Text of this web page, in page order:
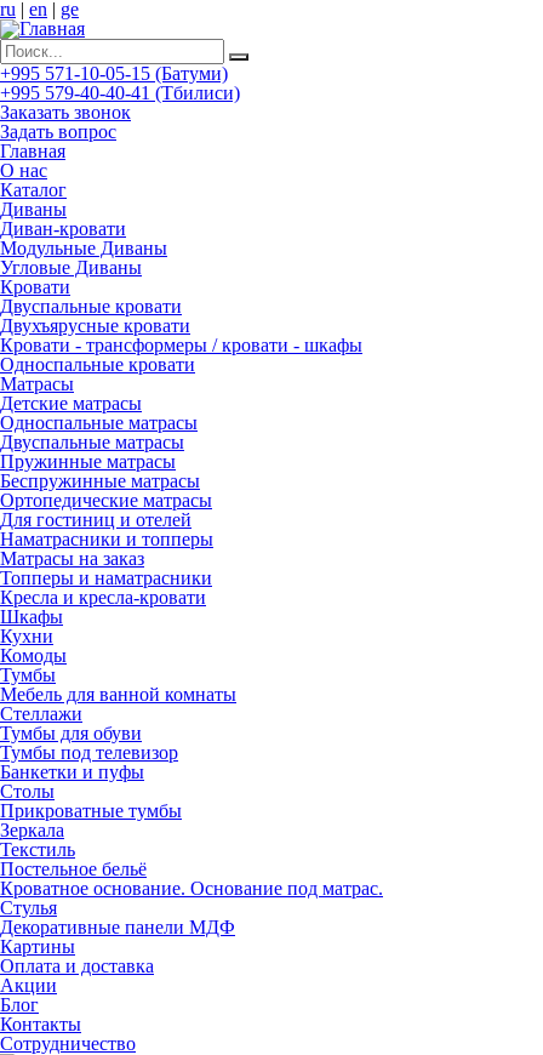
ru | en | ge
+995 571-10-05-15 (Батуми)
+995 579-40-40-41 (Тбилиси)
Заказать звонок
Задать вопрос
Главная
О нас
Каталог
Диваны
Диван-кровати
Модульные Диваны
Угловые Диваны
Кровати
Двуспальные кровати
Двухъярусные кровати
Кровати - трансформеры / кровати - шкафы
Односпальные кровати
Матрасы
Детские матрасы
Односпальные матрасы
Двуспальные матрасы
Пружинные матрасы
Беспружинные матрасы
Ортопедические матрасы
Для гостиниц и отелей
Наматрасники и топперы
Матрасы на заказ
Топперы и наматрасники
Кресла и кресла-кровати
Шкафы
Кухни
Комоды
Тумбы
Мебель для ванной комнаты
Стеллажи
Тумбы для обуви
Тумбы под телевизор
Банкетки и пуфы
Столы
Прикроватные тумбы
Зеркала
Текстиль
Постельное бельё
Кроватное основание. Основание под матрас.
Стулья
Декоративные панели МДФ
Картины
Оплата и доставка
Акции
Блог
Контакты
Сотрудничество